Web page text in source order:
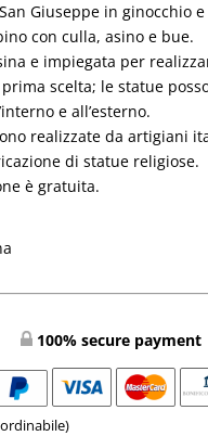
Giuseppe in ginocchio
con culla, asino e bue.
e impiegata per
scelta; le statue
e all’esterno.
realizzate da artigiani
di statue religiose.
è gratuita.
100% secure payment